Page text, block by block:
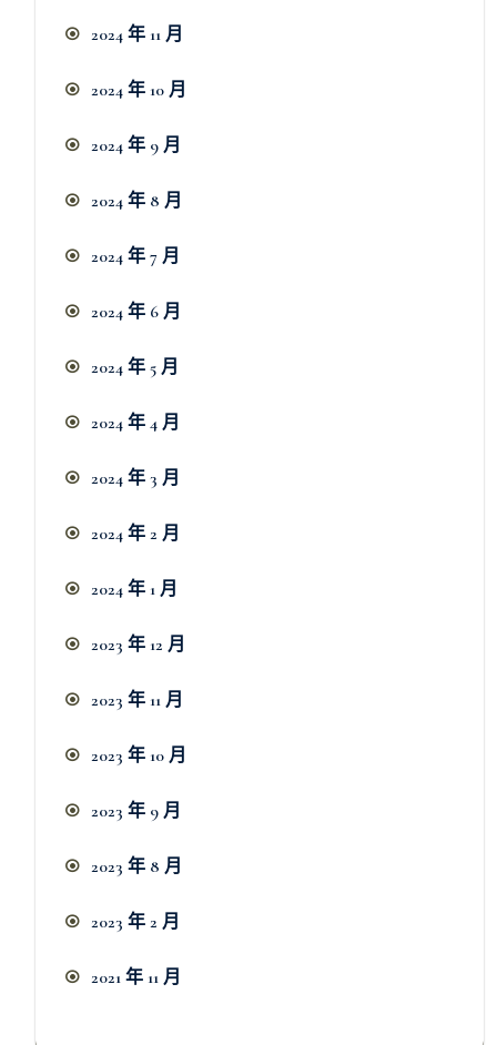
2024 年 11 月
2024 年 10 月
2024 年 9 月
2024 年 8 月
2024 年 7 月
2024 年 6 月
2024 年 5 月
2024 年 4 月
2024 年 3 月
2024 年 2 月
2024 年 1 月
2023 年 12 月
2023 年 11 月
2023 年 10 月
2023 年 9 月
2023 年 8 月
2023 年 2 月
2021 年 11 月